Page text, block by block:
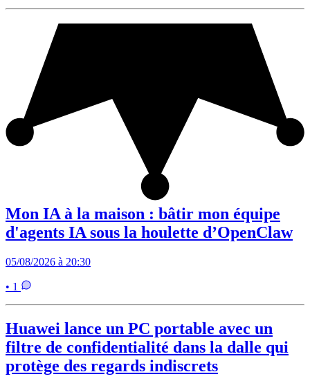
Mon IA à la maison : bâtir mon équipe
d'agents IA sous la houlette d’OpenClaw
05/08/2026 à 20:30
• 1
Huawei lance un PC portable avec un
filtre de confidentialité dans la dalle qui
protège des regards indiscrets